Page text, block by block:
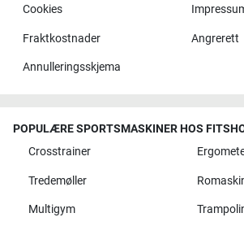
Cookies
Fraktkostnader Angrerett
Annulleringsskjema
POPULÆRE SPORTSMASKINER HOS
Crosstrainer
Tredemøller
Multigym